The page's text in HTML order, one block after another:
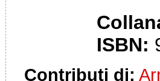
ISBN:
Contributi di: